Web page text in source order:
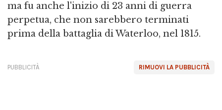
ma fu anche l'inizio di 23 anni di guerra
perpetua, che non sarebbero terminati
prima della battaglia di Waterloo, nel 1815.
RIMUOVI LA PUBBLICITÀ
PUBBLICITÀ